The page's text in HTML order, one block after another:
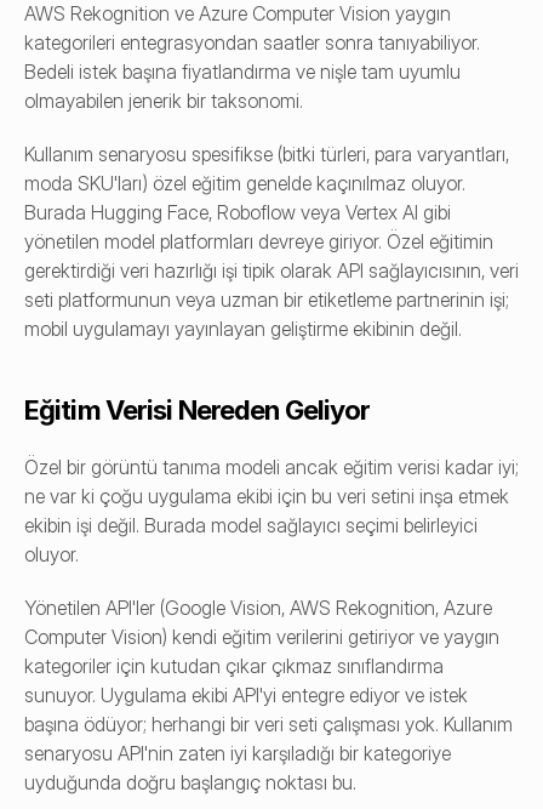
AWS Rekognition ve Azure Computer Vision yaygın
kategorileri entegrasyondan saatler sonra tanıyabiliyor.
Bedeli istek başına fiyatlandırma ve nişle tam uyumlu
olmayabilen jenerik bir taksonomi.
Kullanım senaryosu spesifikse (bitki türleri, para varyantları,
moda SKU'ları) özel eğitim genelde kaçınılmaz oluyor.
Burada Hugging Face, Roboflow veya Vertex AI gibi
yönetilen model platformları devreye giriyor. Özel eğitimin
gerektirdiği veri hazırlığı işi tipik olarak API sağlayıcısının, veri
seti platformunun veya uzman bir etiketleme partnerinin işi;
mobil uygulamayı yayınlayan geliştirme ekibinin değil.
Eğitim Verisi Nereden Geliyor
Özel bir görüntü tanıma modeli ancak eğitim verisi kadar iyi;
ne var ki çoğu uygulama ekibi için bu veri setini inşa etmek
ekibin işi değil. Burada model sağlayıcı seçimi belirleyici
oluyor.
Yönetilen API'ler (Google Vision, AWS Rekognition, Azure
Computer Vision) kendi eğitim verilerini getiriyor ve yaygın
kategoriler için kutudan çıkar çıkmaz sınıflandırma
sunuyor. Uygulama ekibi API'yi entegre ediyor ve istek
başına ödüyor; herhangi bir veri seti çalışması yok. Kullanım
senaryosu API'nin zaten iyi karşıladığı bir kategoriye
uyduğunda doğru başlangıç noktası bu.